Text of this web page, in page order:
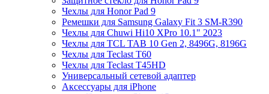
Чехлы для Honor Pad 9
Ремешки для Samsung Galaxy Fit 3 SM-R390
Чехлы для Chuwi Hi10 XPro 10.1" 2023
Чехлы для TCL TAB 10 Gen 2, 8496G, 8196G
Чехлы для Teclast T60
Чехлы для Teclast T45HD
Универсальный сетевой адаптер
Аксессуары для iPhone